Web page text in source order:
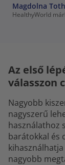
Magdolna Toth
HealthyWorld
Az első
válasszon
Nagyobb
nagyszerű
használathoz
barátokkal és
nagyobb